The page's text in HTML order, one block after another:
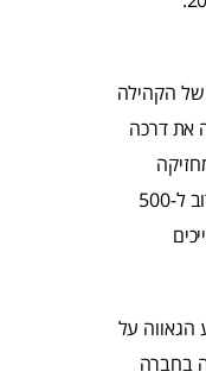
של הקהילה
את דרכה
במשרדים מסביב לעולם, בהם עובדים קרוב ל-500
הגאווה על
בחברה